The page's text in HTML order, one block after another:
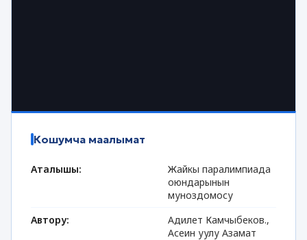
Кошумча маалымат
Аталышы:
Жайкы паралимпиада
оюндарынын
муноздомосу
Автору:
Адилет Камчыбеков.,
Асеин уулу Азамат